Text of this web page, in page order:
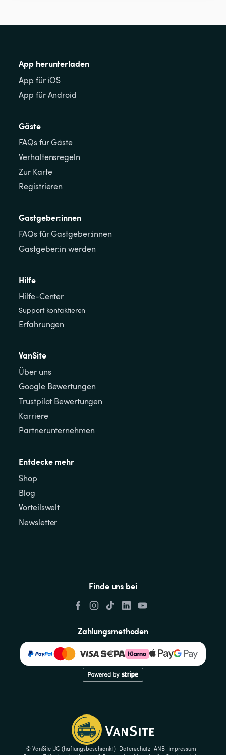
App herunterladen
App für iOS
App für Android
Gäste
FAQs für Gäste
Verhaltensregeln
Zur Karte
Registrieren
Gastgeber:innen
FAQs für Gastgeber:innen
Gastgeber:in werden
Hilfe
Hilfe-Center
Support kontaktieren
Erfahrungen
VanSite
Über uns
Google Bewertungen
Trustpilot Bewertungen
Karriere
Partnerunternehmen
Entdecke mehr
Shop
Blog
Vorteilswelt
Newsletter
Finde uns bei
Zahlungsmethoden
© VanSite UG (haftungsbeschränkt) Datenschutz ANB
Impressum